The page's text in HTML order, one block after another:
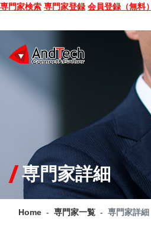
専門家検索 専門家登録 会員登録（無料）
CONSULTING
SERVICE
COMPANY
Q&A
専門家詳細
Home 専門家一覧 専門家詳細